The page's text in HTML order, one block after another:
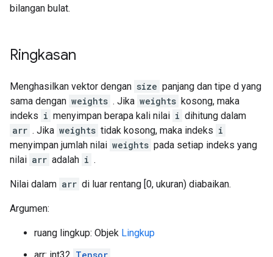
bilangan bulat.
Ringkasan
Menghasilkan vektor dengan size panjang dan tipe d yang
sama dengan weights . Jika weights kosong, maka
indeks i menyimpan berapa kali nilai i dihitung dalam
arr . Jika weights tidak kosong, maka indeks i
menyimpan jumlah nilai weights pada setiap indeks yang
nilai arr adalah i .
Nilai dalam arr di luar rentang [0, ukuran) diabaikan.
Argumen:
ruang lingkup: Objek Lingkup